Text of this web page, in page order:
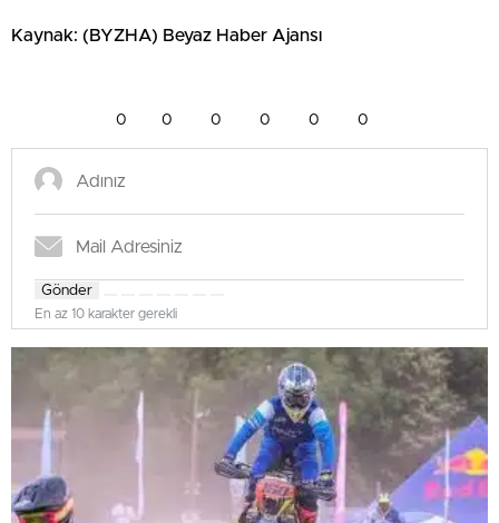
Kaynak: (BYZHA) Beyaz Haber Ajansı
0 0 0 0 0 0
Gönder
En az 10 karakter gerekli